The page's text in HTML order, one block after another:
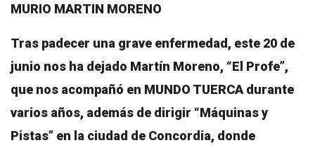
MURIO MARTIN MORENO
Tras padecer una grave enfermedad, este 20 de
junio nos ha dejado Martín Moreno, “El Profe”,
que nos acompañó en MUNDO TUERCA durante
varios años, además de dirigir “Máquinas y
Pistas” en la ciudad de Concordia, donde